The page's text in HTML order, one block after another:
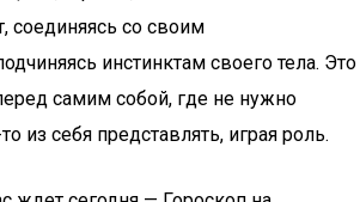
соединяясь со своим
инстинктам своего тела. Это
самим собой, где не нужно
из себя представлять, играя роль.